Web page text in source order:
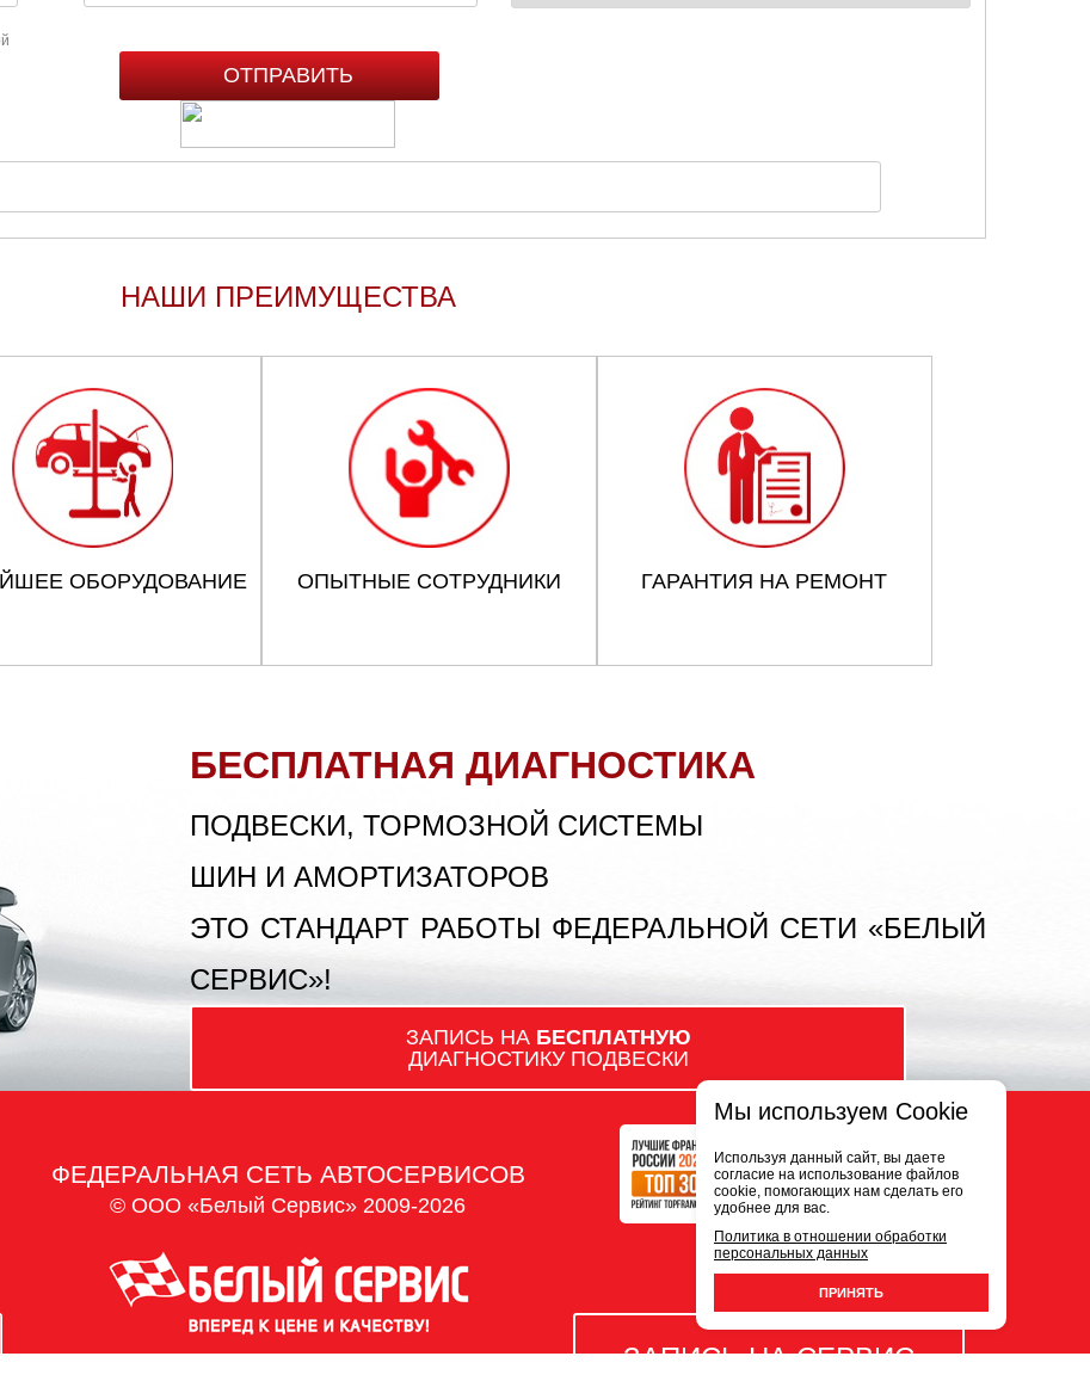
НАШИ ПРЕИМУЩЕСТВА
ОБОРУДОВАНИЕ ОПЫТНЫЕ СОТРУДНИКИ ГАРАНТИЯ НА РЕМОНТ
БЕСПЛАТНАЯ ДИАГНОСТИКА
ПОДВЕСКИ, ТОРМОЗНОЙ СИСТЕМЫ
ШИН И АМОРТИЗАТОРОВ
ЭТО СТАНДАРТ РАБОТЫ ФЕДЕРАЛЬНОЙ СЕТИ «БЕЛЫЙ
СЕРВИС»!
ЗАПИСЬ НА БЕСПЛАТНУЮ
ДИАГНОСТИКУ ПОДВЕСКИ
ФЕДЕРАЛЬНАЯ СЕТЬ АВТОСЕРВИСОВ
© ООО «Белый Сервис» 2009-2026
ЗАПИСЬ НА СЕРВИС
Мы используем Cookie
Используя данный сайт, вы даете
согласие на использование файлов
cookie, помогающих нам сделать его
удобнее для вас.
Политика в отношении обработки
персональных данных
ПРИНЯТЬ